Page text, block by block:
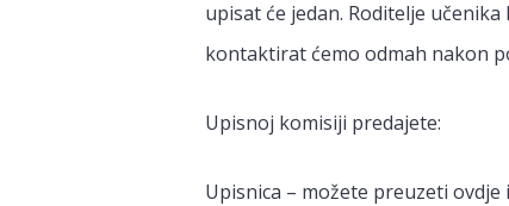
upisat će jedan. Roditelje
kontaktirat ćemo odmah nakon
Upisnoj komisiji predajete:
Upisnica – možete preuzeti